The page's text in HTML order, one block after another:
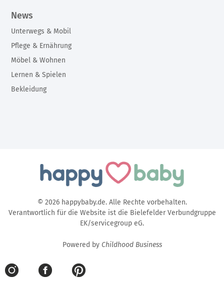
News
Unterwegs & Mobil
Pflege & Ernährung
Möbel & Wohnen
Lernen & Spielen
Bekleidung
© 2026 happybaby.de. Alle Rechte vorbehalten.
Verantwortlich für die Website ist die Bielefelder Verbundgruppe
EK/servicegroup eG.
Powered by Childhood Business